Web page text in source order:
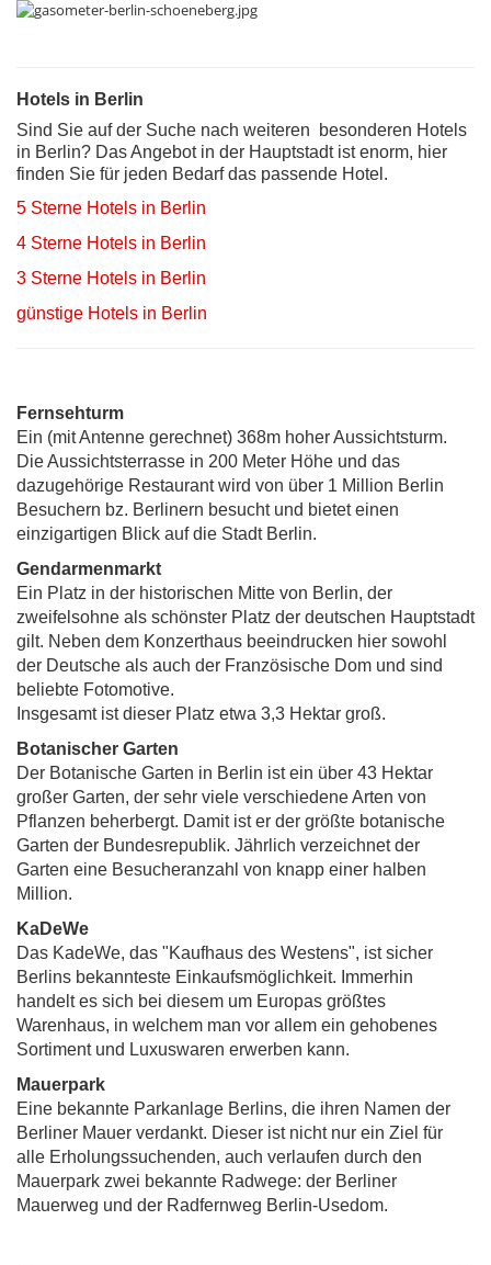
Hotels in Berlin
Sind Sie auf der Suche nach weiteren besonderen Hotels
in Berlin? Das Angebot in der Hauptstadt ist enorm, hier
finden Sie für jeden Bedarf das passende Hotel.
5 Sterne Hotels in Berlin
4 Sterne Hotels in Berlin
3 Sterne Hotels in Berlin
günstige Hotels in Berlin
Fernsehturm
Ein (mit Antenne gerechnet) 368m hoher Aussichtsturm.
Die Aussichtsterrasse in 200 Meter Höhe und das
dazugehörige Restaurant wird von über 1 Million Berlin
Besuchern bz. Berlinern besucht und bietet einen
einzigartigen Blick auf die Stadt Berlin.
Gendarmenmarkt
Ein Platz in der historischen Mitte von Berlin, der
zweifelsohne als schönster Platz der deutschen Hauptstadt
gilt. Neben dem Konzerthaus beeindrucken hier sowohl
der Deutsche als auch der Französische Dom und sind
beliebte Fotomotive.
Insgesamt ist dieser Platz etwa 3,3 Hektar groß.
Botanischer Garten
Der Botanische Garten in Berlin ist ein über 43 Hektar
großer Garten, der sehr viele verschiedene Arten von
Pflanzen beherbergt. Damit ist er der größte botanische
Garten der Bundesrepublik. Jährlich verzeichnet der
Garten eine Besucheranzahl von knapp einer halben
Million.
KaDeWe
Das KadeWe, das "Kaufhaus des Westens", ist sicher
Berlins bekannteste Einkaufsmöglichkeit. Immerhin
handelt es sich bei diesem um Europas größtes
Warenhaus, in welchem man vor allem ein gehobenes
Sortiment und Luxuswaren erwerben kann.
Mauerpark
Eine bekannte Parkanlage Berlins, die ihren Namen der
Berliner Mauer verdankt. Dieser ist nicht nur ein Ziel für
alle Erholungssuchenden, auch verlaufen durch den
Mauerpark zwei bekannte Radwege: der Berliner
Mauerweg und der Radfernweg Berlin-Usedom.